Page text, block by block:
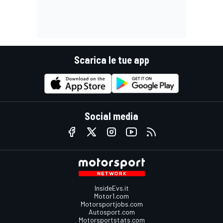
Scarica le tue app
Social media
InsideEvs.it
Motor1.com
Motorsportjobs.com
Autosport.com
Motorsportstats.com